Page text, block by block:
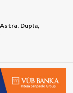
Dupla,